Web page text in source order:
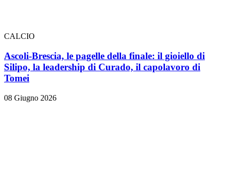
CALCIO
Ascoli-Brescia, le pagelle della finale: il gioiello di
Silipo, la leadership di Curado, il capolavoro di
Tomei
08 Giugno 2026